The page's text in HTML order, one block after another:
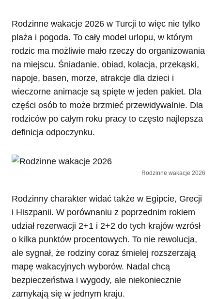
Rodzinne wakacje 2026 w Turcji to więc nie tylko
plaża i pogoda. To cały model urlopu, w którym
rodzic ma możliwie mało rzeczy do organizowania
na miejscu. Śniadanie, obiad, kolacja, przekąski,
napoje, basen, morze, atrakcje dla dzieci i
wieczorne animacje są spięte w jeden pakiet. Dla
części osób to może brzmieć przewidywalnie. Dla
rodziców po całym roku pracy to często najlepsza
definicja odpoczynku.
Rodzinne wakacje 2026
Rodzinny charakter widać także w Egipcie, Grecji
i Hiszpanii. W porównaniu z poprzednim rokiem
udział rezerwacji 2+1 i 2+2 do tych krajów wzrósł
o kilka punktów procentowych. To nie rewolucja,
ale sygnał, że rodziny coraz śmielej rozszerzają
mapę wakacyjnych wyborów. Nadal chcą
bezpieczeństwa i wygody, ale niekoniecznie
zamykają się w jednym kraju.